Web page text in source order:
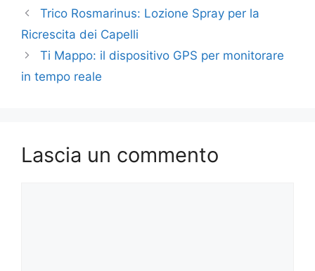
Trico Rosmarinus: Lozione Spray per la
Ricrescita dei Capelli
Ti Mappo: il dispositivo GPS per monitorare
in tempo reale
Lascia un commento